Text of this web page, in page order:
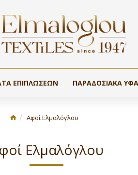
ΕΠΙΠΛΏΣΕΩΝ ΠΑΡΑΔΟΣΙΑΚΆ
Αφοί Ελμαλόγλου
Ελμαλόγλου